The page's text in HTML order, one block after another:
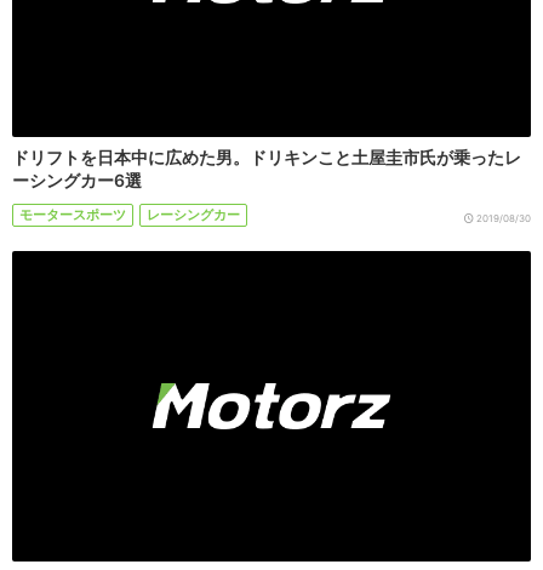
ドリフトを日本中に広めた男。ドリキンこと土屋圭市氏が乗ったレ
ーシングカー6選
モータースポーツ レーシングカー 2019/08/30